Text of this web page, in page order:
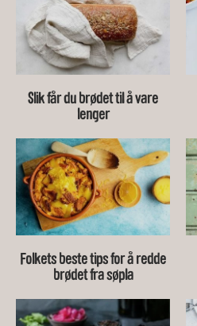
Slik får du brødet til å vare
lenger
Folkets beste tips for å redde
brødet fra søpla